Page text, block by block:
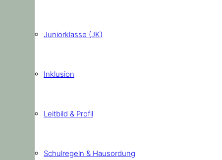
Juniorklasse (JK)
Inklusion
Leitbild & Profil
Schulregeln & Hausordung